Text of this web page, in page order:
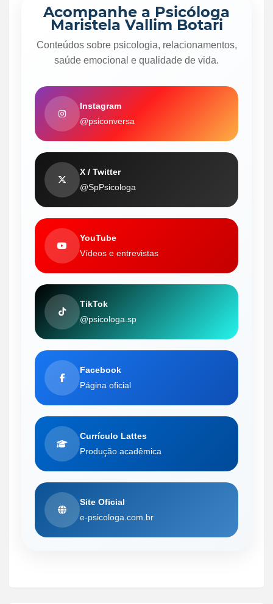
Acompanhe a Psicóloga
Maristela Vallim Botari
Conteúdos sobre psicologia, relacionamentos,
saúde emocional e qualidade de vida.
Instagram
@psiconversa
X / Twitter
@SpPsicologa
YouTube
Vídeos e entrevistas
TikTok
@psicologa.sp
Facebook
Página oficial
Currículo Lattes
Produção acadêmica
Site Oficial
e-psicologa.com.br